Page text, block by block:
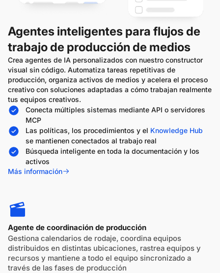
Agentes inteligentes para flujos de
trabajo de producción de medios
Crea agentes de IA personalizados con nuestro constructor
visual sin código. Automatiza tareas repetitivas de
producción, organiza activos de medios y acelera el proceso
creativo con soluciones adaptadas a cómo trabajan realmente
tus equipos creativos.
Conecta múltiples sistemas mediante API o servidores
MCP
Las políticas, los procedimientos y el Knowledge Hub
se mantienen conectados al trabajo real
Búsqueda inteligente en toda la documentación y los
activos
Más información
Agente de coordinación de producción
Gestiona calendarios de rodaje, coordina equipos
distribuidos en distintas ubicaciones, rastrea equipos y
recursos y mantiene a todo el equipo sincronizado a
través de las fases de producción